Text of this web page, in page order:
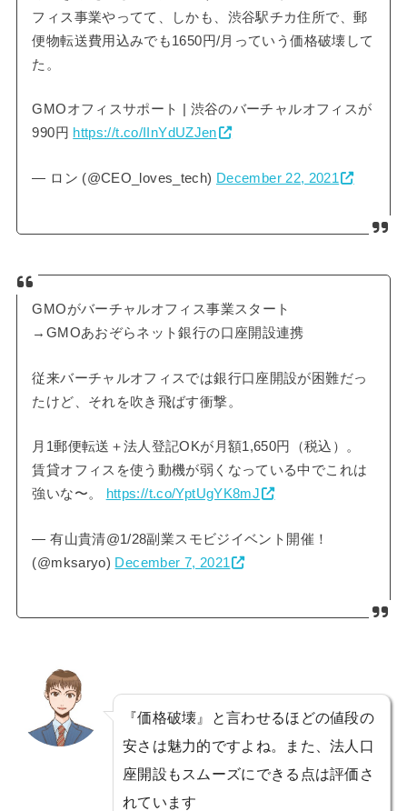
フィス事業やってて、しかも、渋谷駅チカ住所で、郵
便物転送費用込みでも1650円/月っていう価格破壊して
た。
GMOオフィスサポート | 渋谷のバーチャルオフィスが
990円 https://t.co/IInYdUZJen
— ロン (@CEO_loves_tech) December 22, 2021
GMOがバーチャルオフィス事業スタート
→GMOあおぞらネット銀行の口座開設連携
従来バーチャルオフィスでは銀行口座開設が困難だっ
たけど、それを吹き飛ばす衝撃。
月1郵便転送＋法人登記OKが月額1,650円（税込）。
賃貸オフィスを使う動機が弱くなっている中でこれは
強いな〜。
https://t.co/YptUgYK8mJ
— 有山貴清@1/28副業スモビジイベント開催！
(@mksaryo) December 7, 2021
『価格破壊』と言わせるほどの値段の
安さは魅力的ですよね。また、法人口
座開設もスムーズにできる点は評価さ
れています